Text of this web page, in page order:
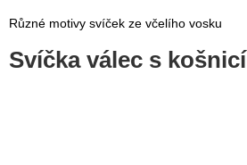
Různé motivy svíček ze včelího vosku
Svíčka válec s košnicí